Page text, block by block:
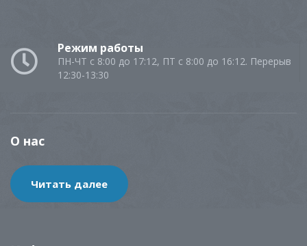
Режим работы
ПН-ЧТ с 8:00 до 17:12, ПТ с 8:00 до 16:12. Перерыв
12:30-13:30
О нас
Читать далее